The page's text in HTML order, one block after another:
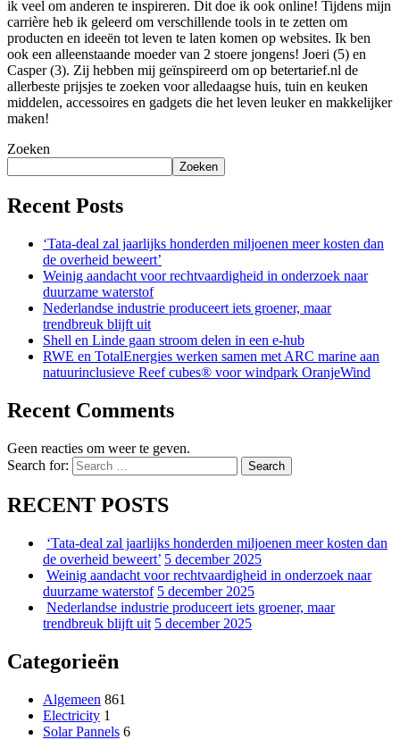
ik veel om anderen te inspireren. Dit doe ik ook online! Tijdens mijn
carrière heb ik geleerd om verschillende tools in te zetten om
producten en ideeën tot leven te laten komen op websites. Ik ben
ook een alleenstaande moeder van 2 stoere jongens! Joeri (5) en
Casper (3). Zij hebben mij geïnspireerd om op betertarief.nl de
allerbeste prijsjes te zoeken voor alledaagse huis, tuin en keuken
middelen, accessoires en gadgets die het leven leuker en makkelijker
maken!
Zoeken
Zoeken
Recent Posts
‘Tata-deal zal jaarlijks honderden miljoenen meer kosten dan
de overheid beweert’
Weinig aandacht voor rechtvaardigheid in onderzoek naar
duurzame waterstof
Nederlandse industrie produceert iets groener, maar
trendbreuk blijft uit
Shell en Linde gaan stroom delen in een e-hub
RWE en TotalEnergies werken samen met ARC marine aan
natuurinclusieve Reef cubes® voor windpark OranjeWind
Recent Comments
Geen reacties om weer te geven.
Search for:
Search
RECENT POSTS
‘Tata-deal zal jaarlijks honderden miljoenen meer kosten dan
de overheid beweert’ 5 december 2025
Weinig aandacht voor rechtvaardigheid in onderzoek naar
duurzame waterstof 5 december 2025
Nederlandse industrie produceert iets groener, maar
trendbreuk blijft uit 5 december 2025
Categorieën
Algemeen 861
Electricity 1
Solar Pannels 6